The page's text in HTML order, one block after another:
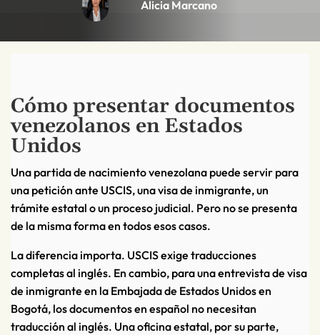
Alicia Marcano
Cómo presentar documentos
venezolanos en Estados
Unidos
Una partida de nacimiento venezolana puede servir para
una petición ante USCIS, una visa de inmigrante, un
trámite estatal o un proceso judicial. Pero no se presenta
de la misma forma en todos esos casos.
La diferencia importa. USCIS exige traducciones
completas al inglés. En cambio, para una entrevista de visa
de inmigrante en la Embajada de Estados Unidos en
Bogotá, los documentos en español no necesitan
traducción al inglés. Una oficina estatal, por su parte,